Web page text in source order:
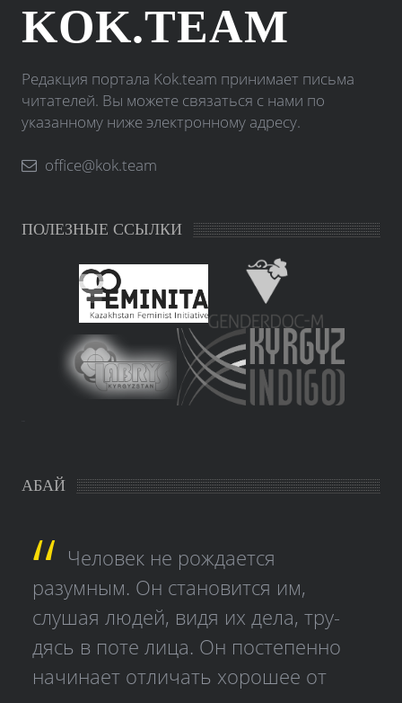
KOK.TEAM
Редакция портала Kok.team принимает письма
читателей. Вы можете связаться с нами по
указанному ниже электронному адресу.
office@kok.team
ПОЛЕЗНЫЕ ССЫЛКИ
АБАЙ
Человек не рождается
разумным. Он становится им,
слушая людей, видя их дела, тру­
дясь в поте лица. Он постепенно
начинает отличать хорошее от